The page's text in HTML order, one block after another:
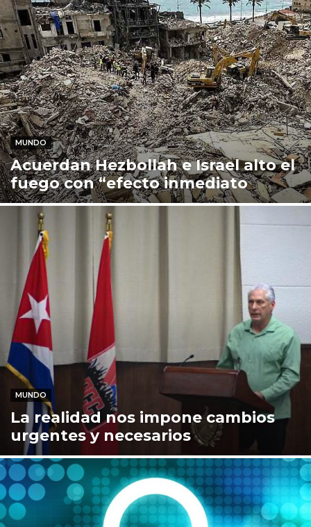
MUNDO
Acuerdan Hezbollah e Israel alto el
fuego con “efecto inmediato
MUNDO
La realidad nos impone cambios
urgentes y necesarios